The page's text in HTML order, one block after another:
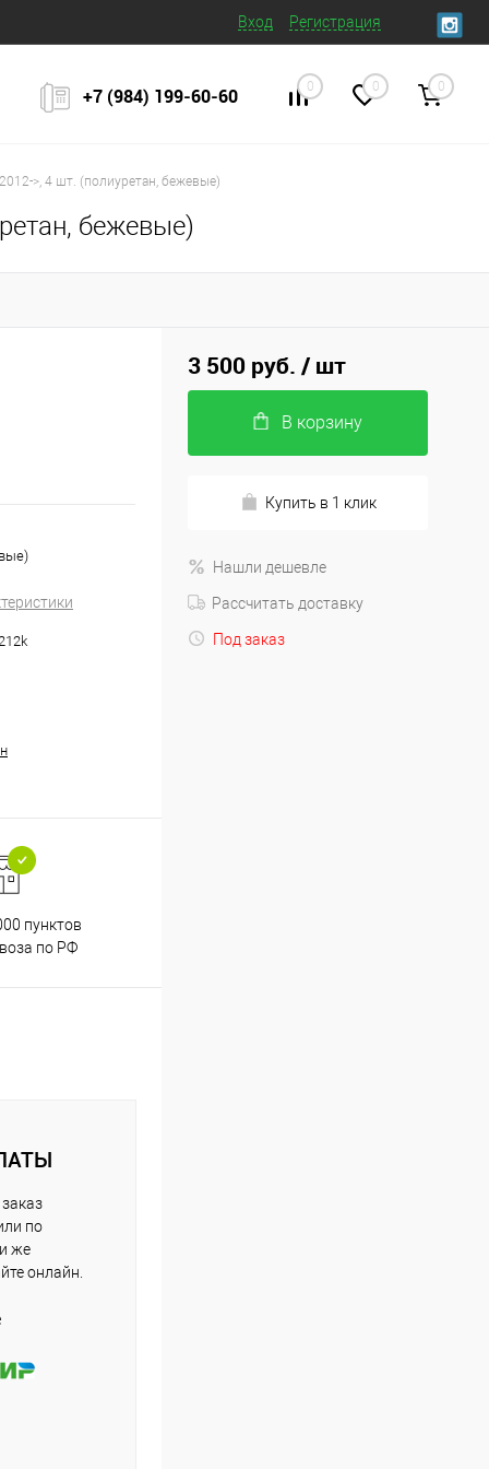
Вход Регистрация
+7 (984) 199‒60‒60 0 0 0
>, 4 шт. (полиуретан, бежевые)
бежевые)
пунктов
по РФ
по
же
онлайн.
3 500 руб. / шт
В корзину
Купить в 1 клик
Нашли дешевле
Рассчитать доставку
Под заказ